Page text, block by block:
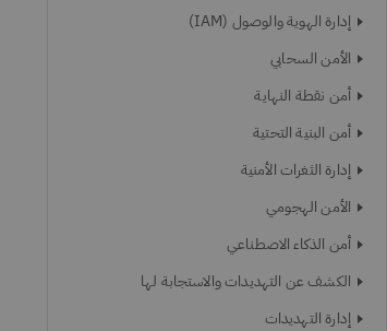
إدارة الهوية والوصول (IAM)
الأمن السحابي
أمن نقطة النهاية
أمن البنية التحتية
إدارة الثغرات الأمنية
الأمن الهجومي
أمن الذكاء الاصطناعي
الكشف عن التهديدات والاستجابة لها
إدارة التهديدات